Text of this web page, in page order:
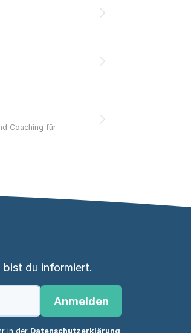
Coaching für
du informiert.
Anmelden
in der Datenschutzerklärung.